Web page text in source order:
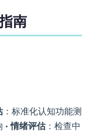
南
：标准化认知功能测
•情绪评估：检查中